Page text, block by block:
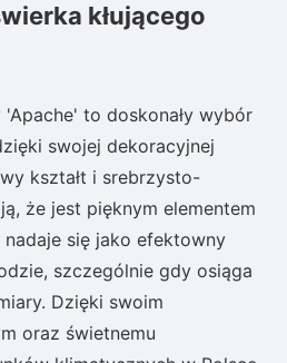
kłującego
'Apache' to doskonały wybór
swojej dekoracyjnej
kształt i srebrzysto-
że jest pięknym elementem
się jako efektowny
szczególnie gdy osiąga
Dzięki swoim
oraz świetnemu